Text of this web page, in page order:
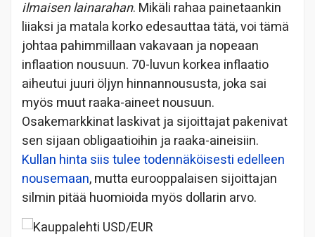
ilmaisen lainarahan. Mikäli rahaa painetaankin
liiaksi ja matala korko edesauttaa tätä, voi tämä
johtaa pahimmillaan vakavaan ja nopeaan
inflaation nousuun. 70-luvun korkea inflaatio
aiheutui juuri öljyn hinnannoususta, joka sai
myös muut raaka-aineet nousuun.
Osakemarkkinat laskivat ja sijoittajat pakenivat
sen sijaan obligaatioihin ja raaka-aineisiin.
Kullan hinta siis tulee todennäköisesti edelleen
nousemaan, mutta eurooppalaisen sijoittajan
silmin pitää huomioida myös dollarin arvo.